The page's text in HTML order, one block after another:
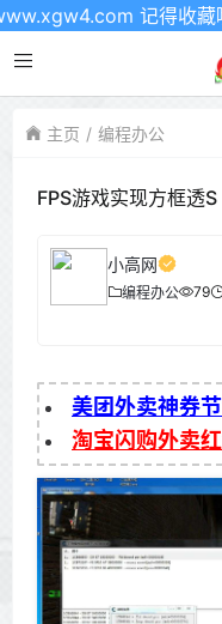
记得收藏哦
主页 编程办公
FPS游戏实现方框透S
小高网
编程办公 79
美团外卖神券
淘宝闪购外卖